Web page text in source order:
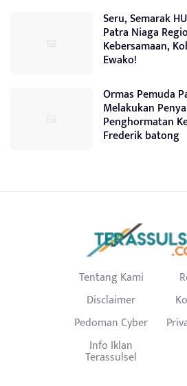
Seru, Semarak
Patra Niaga
Kebersamaan,
Ewako!
Ormas Pemuda
Melakukan
Penghormatan
Frederik batong
Tentang Kami
Disclaimer
Pedoman Cyber
Info Iklan
Terassulsel